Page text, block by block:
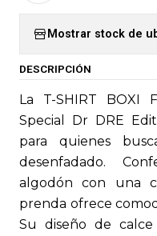
Mostrar stock de
DESCRIPCIÓN
La T-SHIRT BOXI
Special Dr DRE
para quienes
desenfadado.
algodón con una
prenda ofrece
Su diseño de